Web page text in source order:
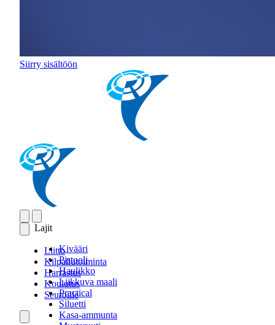
Siirry sisältöön
Lajit
Kivääri
Pistooli
Haulikko
Liikkuva maali
Practical
Siluetti
Kasa-ammunta
Liitto
Kilpailutoiminta
Harrastus
Koulutus
Seuroille